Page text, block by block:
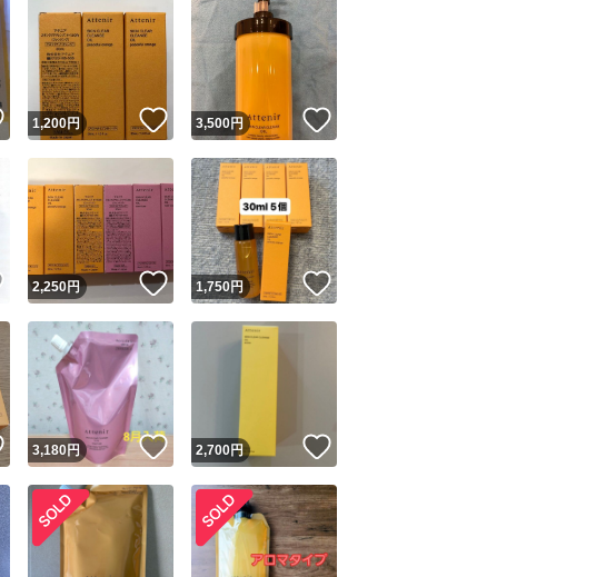
※このバッジは実績に基づく表示であり、発送を保証しているものではありません
スピード＆安心発送
このユーザーは高頻度で24時間以内＆設定した発送日数内に発送してい
ます
スピード発送 このユーザーは高頻度で24時間以内に発送しています
安心発送 このユーザーは設定した発送日数内に発送しています
キャンセル
いいね！
1,200円 いいね！
3,500円
いいね！
2,250円 いいね！
1,750円 いいね！
いいね！
3,180円 いいね！
2,700円